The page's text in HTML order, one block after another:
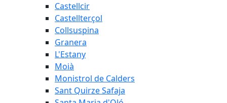
Castellcir
Castellterçol
Collsuspina
Granera
L'Estany
Moià
Monistrol de Calders
Sant Quirze Safaja